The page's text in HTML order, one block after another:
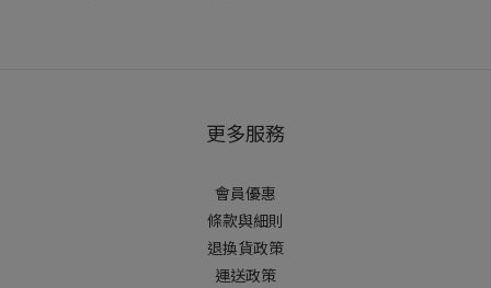
更多服務
會員優惠
條款與細則
退換貨政策
運送政策